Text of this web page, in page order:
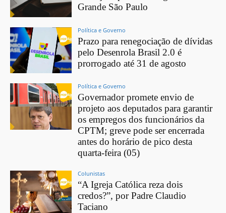
Grande São Paulo
Política e Governo
Prazo para renegociação de dívidas
pelo Desenrola Brasil 2.0 é
prorrogado até 31 de agosto
Política e Governo
Governador promete envio de
projeto aos deputados para garantir
os empregos dos funcionários da
CPTM; greve pode ser encerrada
antes do horário de pico desta
quarta-feira (05)
Colunistas
“A Igreja Católica reza dois
credos?”, por Padre Claudio
Taciano